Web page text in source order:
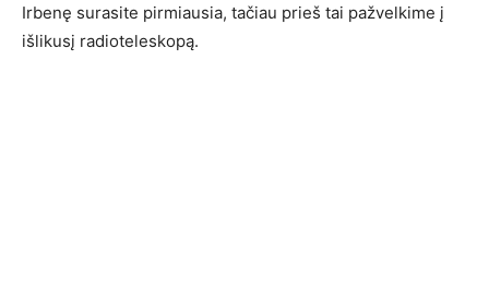
Irbenę surasite pirmiausia, tačiau prieš tai pažvelkime į
išlikusį radioteleskopą.